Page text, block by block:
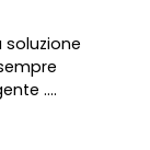
....